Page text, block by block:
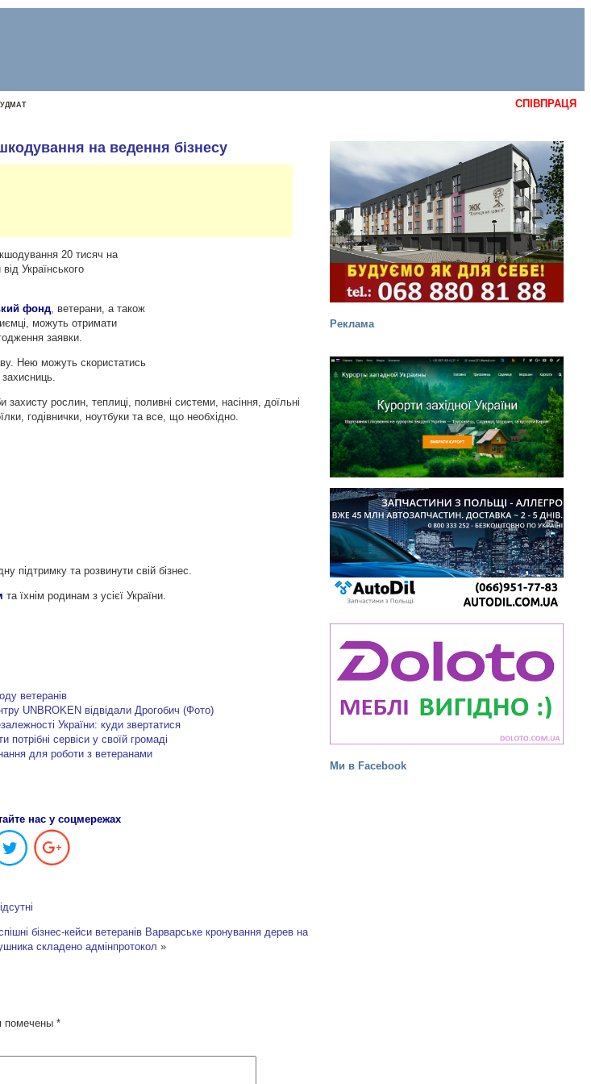
СПІВПРАЦЯ
Реклама
Ми в Facebook
на ведення бізнесу
20 тисяч на
Українського
фонд, ветерани, а також
можуть отримати
заявки.
Нею можуть скористатись
захисниць.
рослин, теплиці, поливні системи, насіння, доїльні
годівнички, ноутбуки та все, що необхідно.
підтримку та розвинути свій бізнес.
та їхнім родинам з усієї України.
ветеранів
UNBROKEN відвідали Дрогобич (Фото)
України: куди звертатися
потрібні сервіси у своїй громаді
для роботи з ветеранами
нас у соцмережах
бізнес-кейси ветеранів Варварське кронування дерев на
складено адмінпротокол »
помечены*